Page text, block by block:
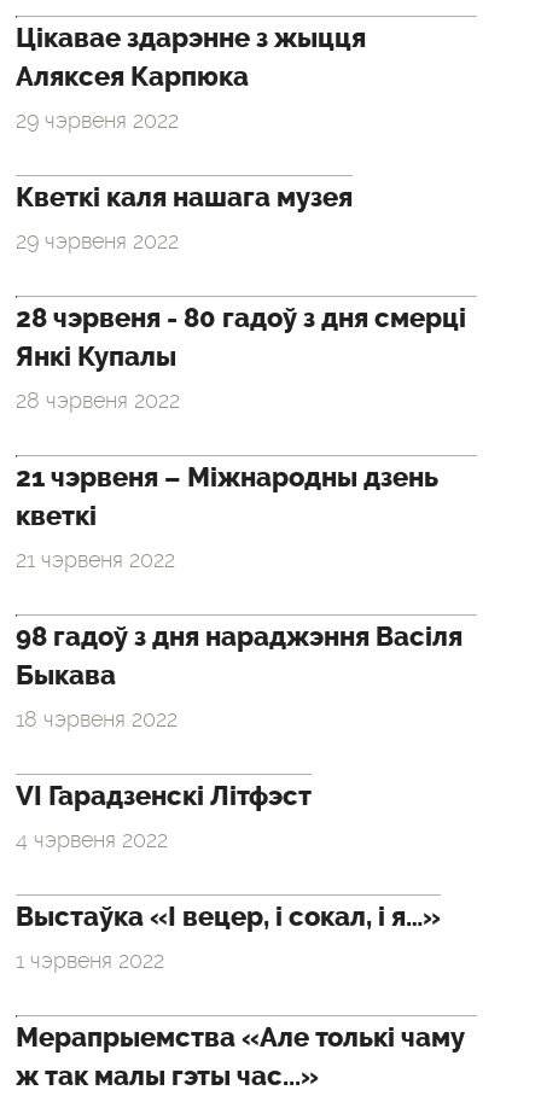
Цікавае здарэнне з жыцця
Аляксея Карпюка
29 чэрвеня 2022
Кветкі каля нашага музея
29 чэрвеня 2022
28 чэрвеня - 80 гадоў з дня смерці
Янкі Купалы
28 чэрвеня 2022
21 чэрвеня – Міжнародны дзень
кветкі
21 чэрвеня 2022
98 гадоў з дня нараджэння Васіля
Быкава
18 чэрвеня 2022
VI Гарадзенскі Літфэст
4 чэрвеня 2022
Выстаўка «І вецер, і сокал, і я…»
1 чэрвеня 2022
Мерапрыемства «Але толькі чаму
ж так малы гэты час...»